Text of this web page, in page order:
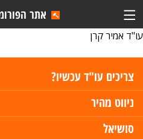
אתר
עו"ד אמיר קרן
צריכים עו"ד עכשיו?
ניווט מהיר
סושיאל